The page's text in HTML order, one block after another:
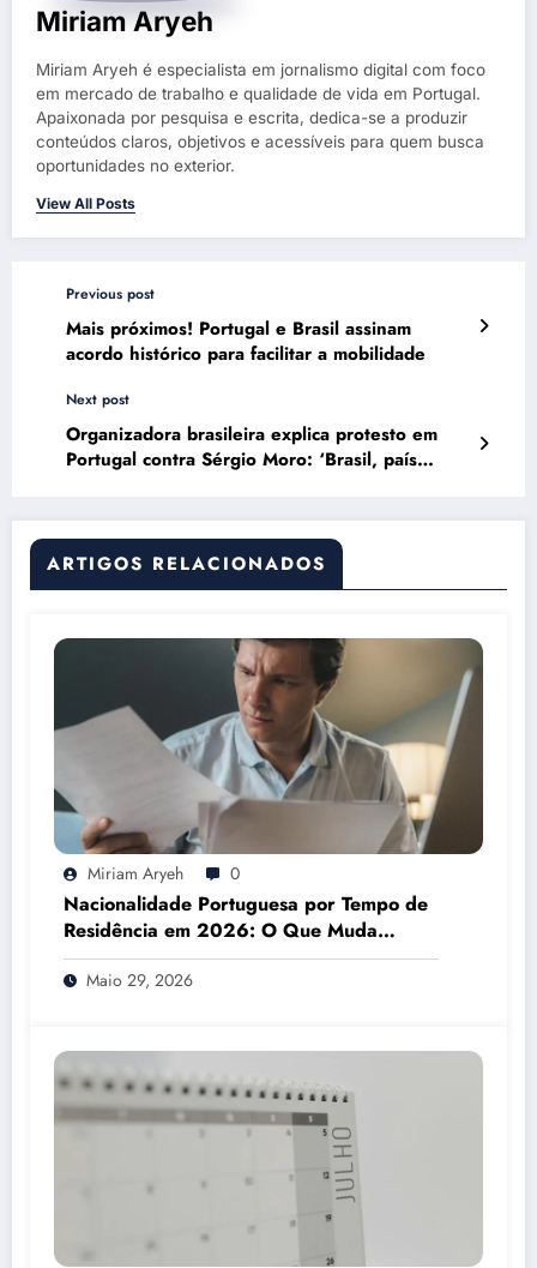
Miriam Aryeh
Miriam Aryeh é especialista em jornalismo digital com foco
em mercado de trabalho e qualidade de vida em Portugal.
Apaixonada por pesquisa e escrita, dedica-se a produzir
conteúdos claros, objetivos e acessíveis para quem busca
oportunidades no exterior.
View All Posts
Previous post
Mais próximos! Portugal e Brasil assinam
acordo histórico para facilitar a mobilidade
Next post
Organizadora brasileira explica protesto em
Portugal contra Sérgio Moro: ‘Brasil, país
ARTIGOS RELACIONADOS
Miriam Aryeh 0
Nacionalidade Portuguesa por Tempo de
Residência em 2026: O Que Muda
Mesmo
Maio 29, 2026